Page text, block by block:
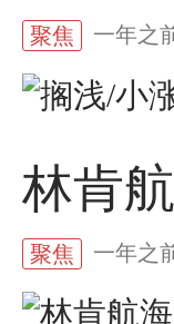
聚焦 一年之
林肯
聚焦 一年之